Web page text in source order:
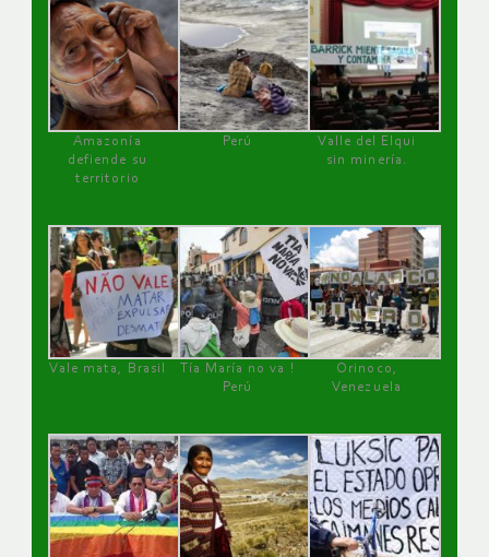
Amazonía
defiende su
territorio
Perú
Valle del Elqui
sin minería.
Vale mata, Brasil
Tía María no va !
Perú
Orinoco,
Venezuela